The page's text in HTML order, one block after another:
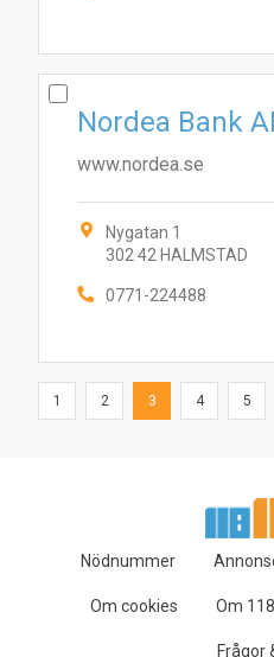
Nordea Bank
www.nordea.se
Nygatan 1
302 42 HALMSTAD
0771-224488
1 2 3 4 5
Nödnummer
Om cookies Om
Frågor